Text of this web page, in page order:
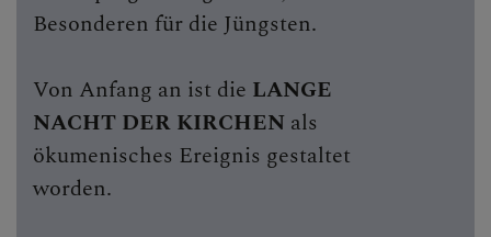
Bibelgarten
Geistliche Begleitung
MITMACHEN
BEGEGNEN
Besonderen für die Jüngsten.
Von Anfang an ist die LANGE
NACHT DER KIRCHEN als
ökumenisches Ereignis gestaltet
worden.